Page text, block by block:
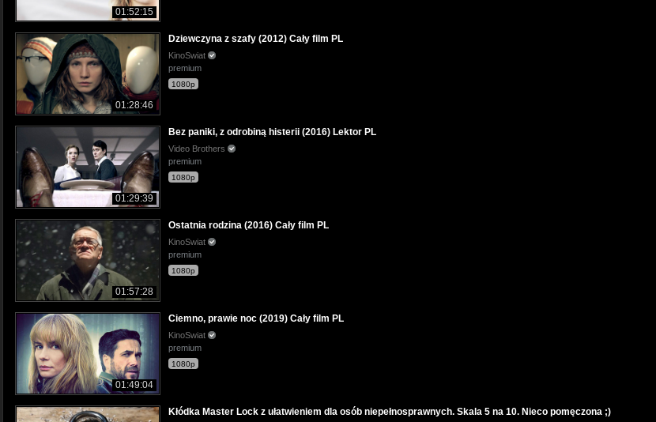
01:52:15
01:28:46
Dziewczyna z szafy (2012) Cały film PL
KinoSwiat
premium
1080p
01:29:39
Bez paniki, z odrobiną histerii (2016) Lektor PL
Video Brothers
premium
1080p
01:57:28
Ostatnia rodzina (2016) Cały film PL
KinoSwiat
premium
1080p
01:49:04
Ciemno, prawie noc (2019) Cały film PL
KinoSwiat
premium
1080p
Kłódka Master Lock z ułatwieniem dla osób niepełnosprawnych. Skala 5 na 10. Nieco pomęczona ;)